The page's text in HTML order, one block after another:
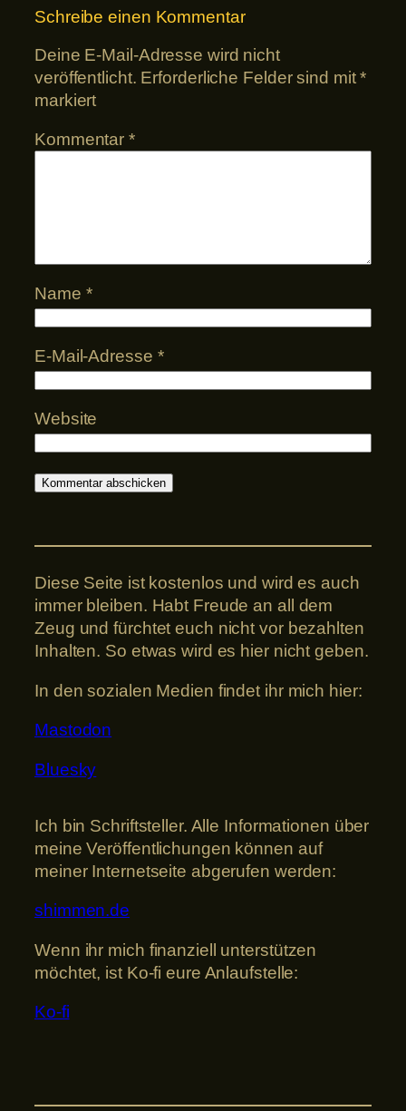
Schreibe einen Kommentar
Deine E-Mail-Adresse wird nicht
veröffentlicht. Erforderliche Felder sind mit*
markiert
Kommentar*
Name *
E-Mail-Adresse *
Website
Diese Seite ist kostenlos und wird es auch
immer bleiben. Habt Freude an all dem
Zeug und fürchtet euch nicht vor bezahlten
Inhalten. So etwas wird es hier nicht geben.
In den sozialen Medien findet ihr mich hier:
Mastodon
Bluesky
Ich bin Schriftsteller. Alle Informationen über
meine Veröffentlichungen können auf
meiner Internetseite abgerufen werden:
shimmen.de
Wenn ihr mich finanziell unterstützen
möchtet, ist Ko-fi eure Anlaufstelle:
Ko-fi